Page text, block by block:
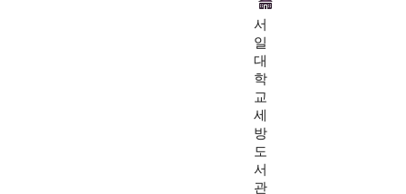
서
일
대
학
교
세
방
도
서
관